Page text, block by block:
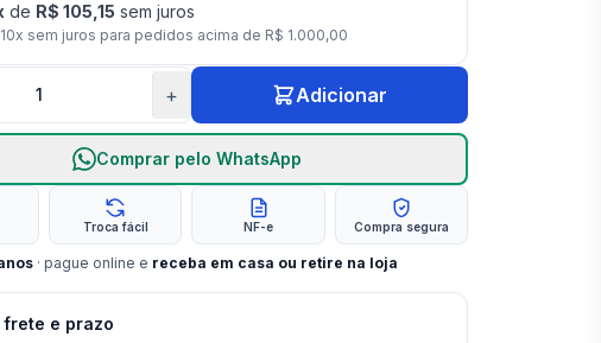
de R$ 105,15 sem juros
10x sem juros para pedidos acima de R$ 1.000,00
+ Adicionar
Comprar pelo WhatsApp
Troca fácil NF-e Compra segura
· pague online e receba em casa ou retire na loja
e prazo